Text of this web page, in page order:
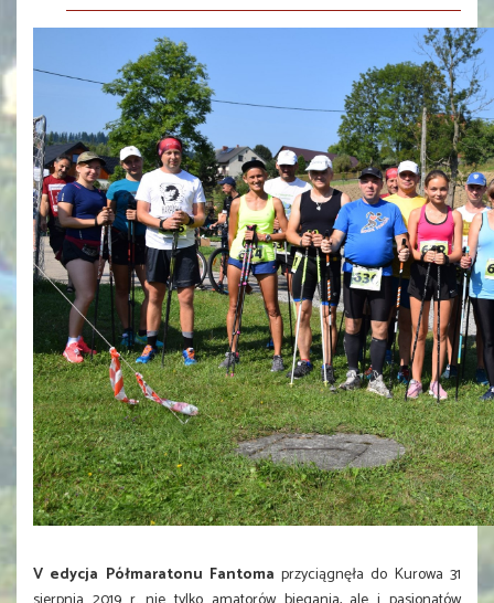
V edycja Półmaratonu Fantoma przyciągnęła do Kurowa31